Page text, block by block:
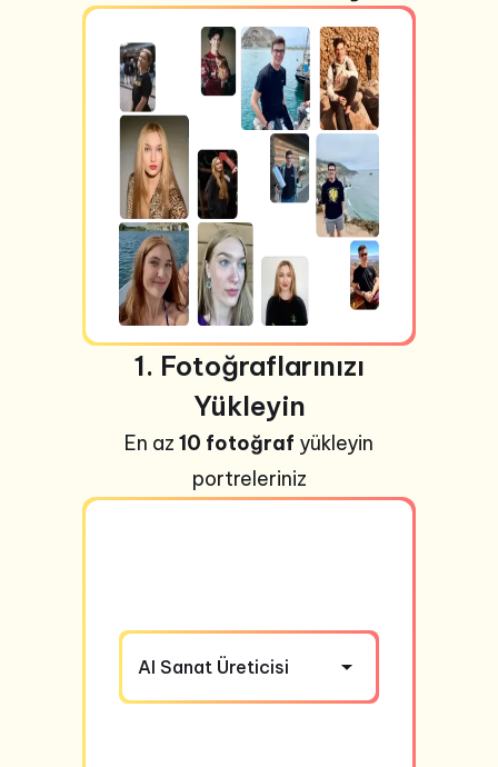
1. Fotoğraflarınızı
Yükleyin
En az 10 fotoğraf yükleyin
portreleriniz
AI Sanat Üreticisi